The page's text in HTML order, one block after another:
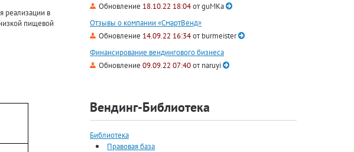
реализации в
пищевой
Обновление 18.10.22 18:04отguMKa
Отзывы о компании «СмартВенд»
Обновление 14.09.22 16:34отburmeister
Финансирование вендингового бизнеса
Обновление 09.09.22 07:40отnaruyi
Вендинг-Библиотека
Библиотека
Правовая база